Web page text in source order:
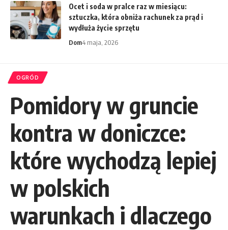
Ocet i soda w pralce raz w miesiącu:
sztuczka, która obniża rachunek za prąd i
wydłuża życie sprzętu
Dom4 maja, 2026
OGRÓD
Pomidory w gruncie
kontra w doniczce:
które wychodzą lepiej
w polskich
warunkach i dlaczego